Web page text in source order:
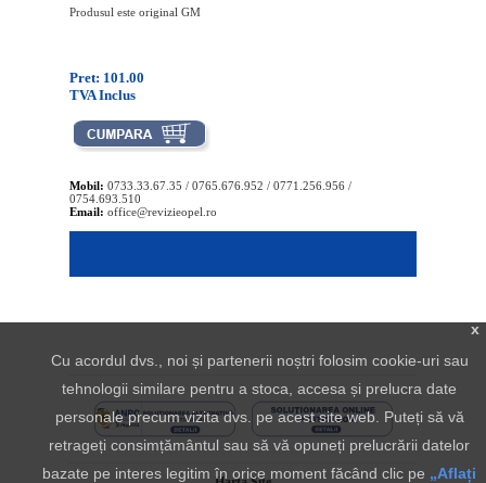
Produsul este original GM
Pret: 101.00
TVA Inclus
Mobil: 0733.33.67.35 / 0765.676.952 / 0771.256.956 /
0754.693.510
Email: office@revizieopel.ro
x
Cu acordul dvs., noi și partenerii noștri folosim cookie-uri sau
tehnologii similare pentru a stoca, accesa și prelucra date
personale precum vizita dvs. pe acest site web. Puteți să vă
retrageți consimțământul sau să vă opuneți prelucrării datelor
bazate pe interes legitim în orice moment făcând clic pe „Aflați